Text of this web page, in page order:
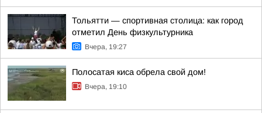
Тольятти — спортивная столица: как город
отметил День физкультурника
Вчера, 19:27
Полосатая киса обрела свой дом!
Вчера, 19:10